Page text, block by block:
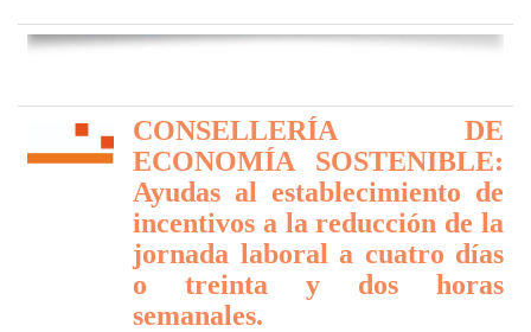
CONSELLERÍA DE
ECONOMÍA SOSTENIBLE:
Ayudas al establecimiento de
incentivos a la reducción de la
jornada laboral a cuatro días
o treinta y dos horas
semanales.